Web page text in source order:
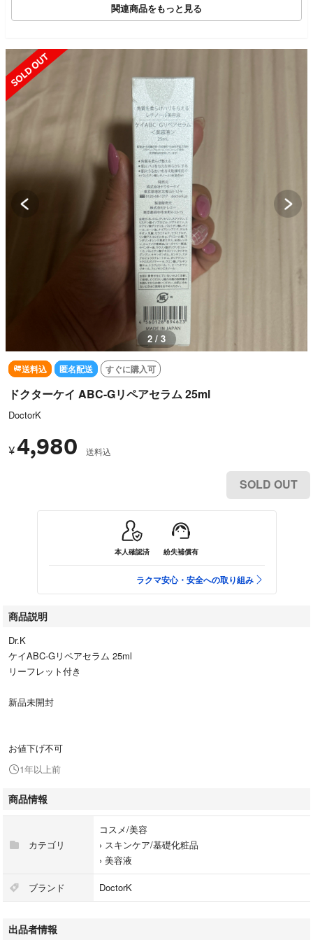
関連商品をもっと見る
3 / 3
送料込 匿名配送 すぐに購入可
ドクターケイ ABC-Gリペアセラム 25ml
DoctorK
¥4,980 送料込
SOLD OUT
本人確認済 紛失補償有
ラクマ安心・安全への取り組み
商品説明
Dr.K
ケイABC-Gリペアセラム 25ml
リーフレット付き
新品未開封
お値下げ不可
1年以上前
商品情報
カテゴリ
コスメ/美容
› スキンケア/基礎化粧品
› 美容液
ブランド DoctorK
出品者情報